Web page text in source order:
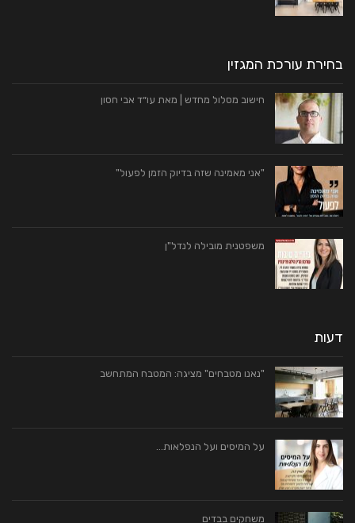
בחירת עורכת המגזין
חישוב מסלול מחדש | מאת עו״ד אבי חסון
"אני מאמינה שזה בדיוק הזמן לפעול"
משפטנית מובילה לנדל"ן
דעות
"נאנו מטבחים" מציגה: המטבח המתחשב
על המיסים ועל הנפלאות…
משחקים בבדים